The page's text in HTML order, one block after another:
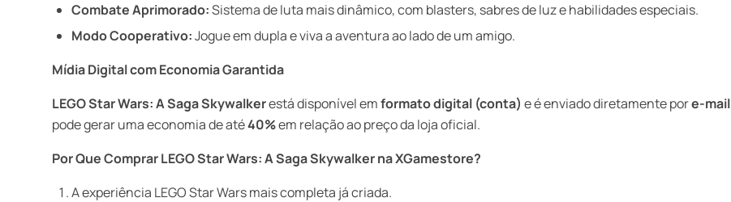
Combate Aprimorado:Sistema de luta mais dinâmico, com blasters, sabres de luz e habilidades especiais.
Modo Cooperativo:Jogue em dupla e viva a aventura ao lado de um amigo.
Mídia Digital com Economia Garantida
LEGO Star Wars: A Saga Skywalkerestá disponível emformato digital (conta) e é enviado diretamente pore-mail
pode gerar uma economia de até40%em relação ao preço da loja oficial.
Por Que Comprar LEGO Star Wars: A Saga Skywalker na XGamestore?
A experiência LEGO Star Wars mais completa já criada.